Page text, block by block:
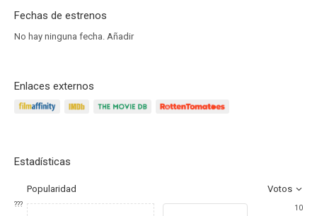
Fechas de estrenos
No hay ninguna fecha. Añadir
Enlaces externos
Estadísticas
Popularidad Votos
???
10